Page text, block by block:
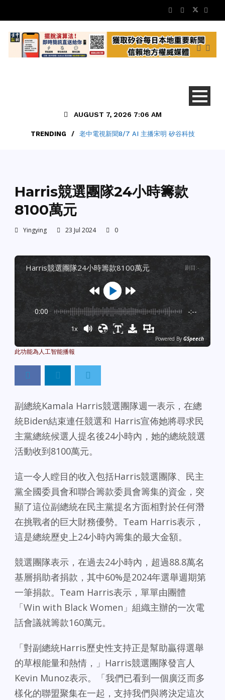
AUGUST 7, 2026 7:06 AM
TRENDING / 老中電視新聞8/7 AI 主播宋明 矽谷科技
Harris競選團隊24小時籌款
8100萬元
Yingying 23 Jul 2024 0
harris競選團隊24小時籌款8100萬元 剧目 :-
0:00 -:--
1x
Powered By GSpeech
副總統Kamala Harris競選團隊週一表示，在總
統Biden結束連任競選和 Harris宣佈她將尋求民
主黨總統候選人提名後24小時內，她的總統競選
活動收到8100萬元。
這一令人瞠目的收入包括Harris競選團隊、民主
黨全國委員會和聯合籌款委員會籌集的資金，突
顯了這位副總統在民主黨提名方面相對於任何潛
在挑戰者的巨大財務優勢。Team Harris表示，
這是總統歷史上24小時內籌集的最大金額。
競選團隊表示，在過去24小時內，超過88.8萬名
基層捐助者捐款，其中60%是2024年選舉週期第
一筆捐款。Team Harris表示，單單由團體
「Win with Black Women」組織主辦的一次電
話會議就籌款160萬元。
「對副總統Harris歷史性支持正是幫助贏得選舉
的草根能量和熱情，」Harris競選團隊發言人
Kevin Munoz表示。「我們已看到一個廣泛而多
樣化的聯盟聚集在一起，支持我們與將決定這次